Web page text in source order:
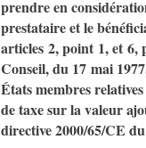
prendre en
prestataire et le
articles 2, point 1, et 6,
Conseil, du 17 mai
États membres
de taxe sur la valeur
directive 2000/65/CE